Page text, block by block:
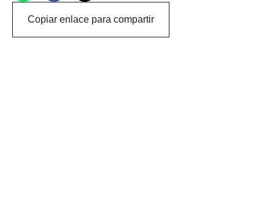
Copiar enlace para compartir